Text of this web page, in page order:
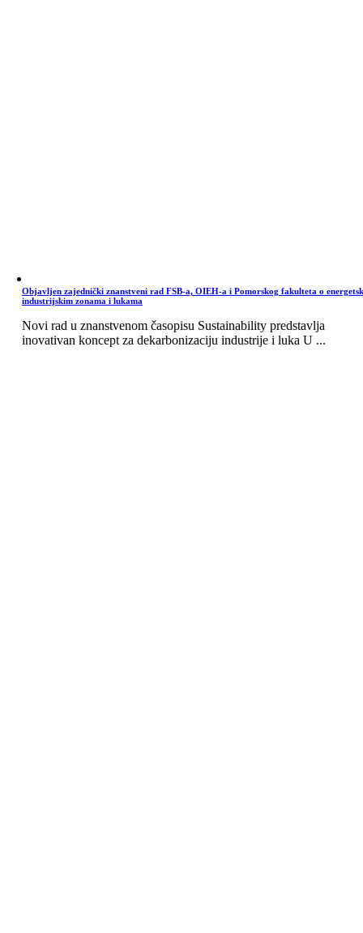
Objavljen zajednički znanstveni rad FSB-a, OIEH-a i Pomorskog fakulteta o
industrijskim zonama i lukama
Novi rad u znanstvenom časopisu Sustainability predstavlja
inovativan koncept za dekarbonizaciju industrije i luka U ...